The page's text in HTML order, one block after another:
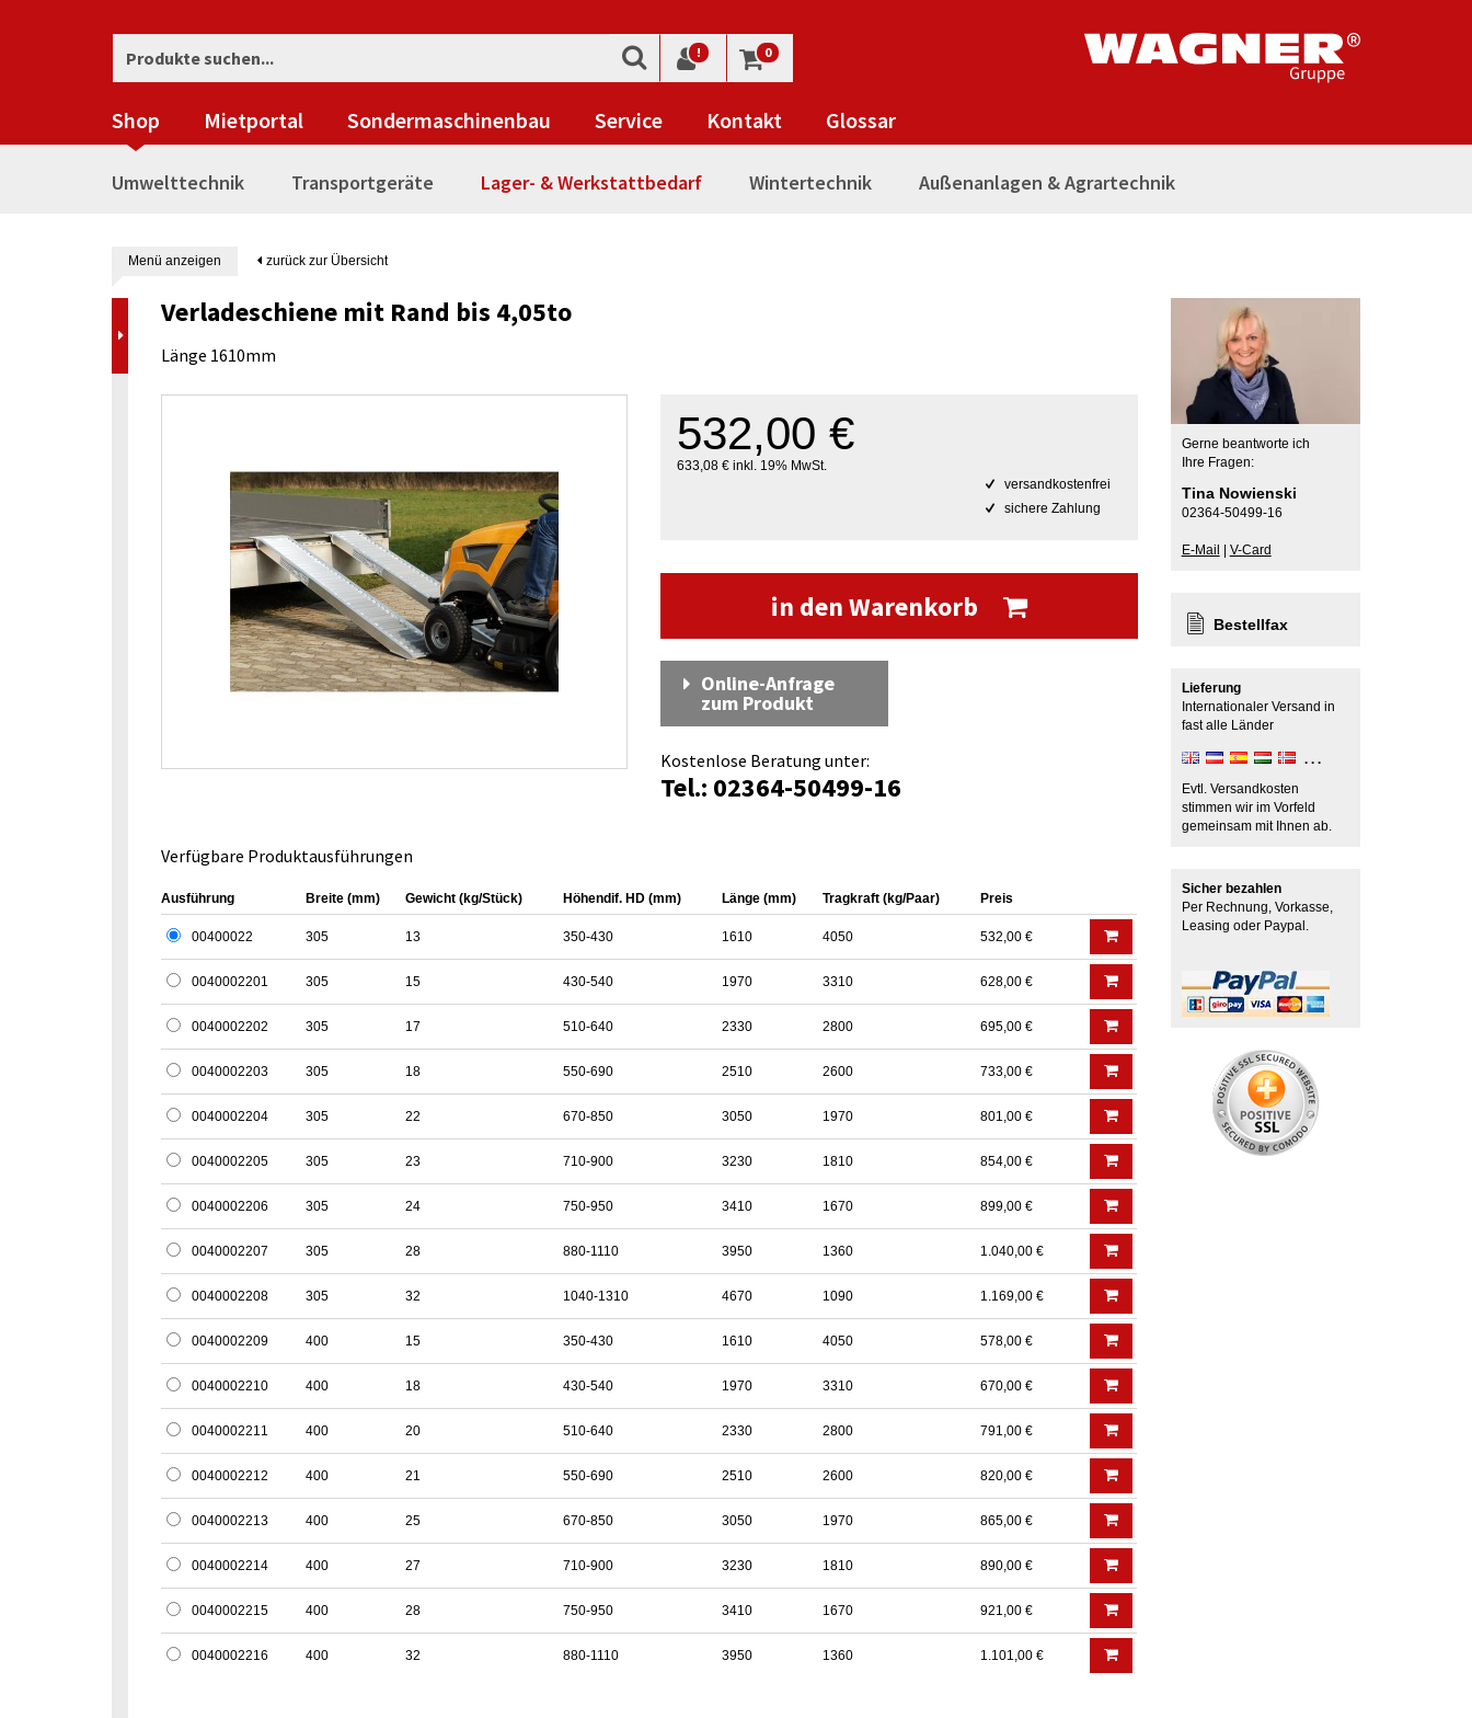
! 0
Shop Mietportal Sondermaschinenbau Service Kontakt Glossar
Umwelttechnik Transportgeräte Lager- & Werkstattbedarf Wintertechnik Außenanlagen & Agrartechnik
Menü anzeigen zurück zur Übersicht
Verladeschiene mit Rand bis 4,05to
Länge 1610mm
532,00 €
633,08 € inkl. 19% MwSt.
versandkostenfrei
sichere Zahlung
in den Warenkorb
Online-Anfrage
zum Produkt
Kostenlose Beratung unter:
Tel.: 02364-50499-16
Verfügbare Produktausführungen
Ausführung Breite (mm) Gewicht (kg/Stück) Höhendif. HD (mm) Länge (mm) Tragkraft (kg/Paar) Preis
00400022 305 13 350-430 1610 4050 532,00 €
0040002201 305 15 430-540 1970 3310 628,00 €
0040002202 305 17 510-640 2330 2800 695,00 €
0040002203 305 18 550-690 2510 2600 733,00 €
0040002204 305 22 670-850 3050 1970 801,00 €
0040002205 305 23 710-900 3230 1810 854,00 €
0040002206 305 24 750-950 3410 1670 899,00 €
0040002207 305 28 880-1110 3950 1360 1.040,00 €
0040002208 305 32 1040-1310 4670 1090 1.169,00 €
0040002209 400 15 350-430 1610 4050 578,00 €
0040002210 400 18 430-540 1970 3310 670,00 €
0040002211 400 20 510-640 2330 2800 791,00 €
0040002212 400 21 550-690 2510 2600 820,00 €
0040002213 400 25 670-850 3050 1970 865,00 €
0040002214 400 27 710-900 3230 1810 890,00 €
0040002215 400 28 750-950 3410 1670 921,00 €
0040002216 400 32 880-1110 3950 1360 1.101,00 €
Gerne beantworte ich
Ihre Fragen:
Tina Nowienski
02364-50499-16
E-Mail V-Card
Bestellfax
Lieferung
Internationaler Versand in
fast alle Länder
Evtl. Versandkosten
stimmen wir im Vorfeld
gemeinsam mit Ihnen ab.
Sicher bezahlen
Per Rechnung, Vorkasse,
Leasing oder Paypal.